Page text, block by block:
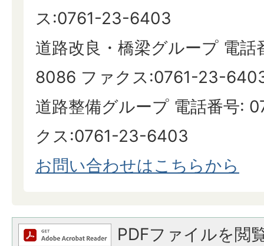
ス:0761-23-6403
道路改良・橋梁グループ 電
8086 ファクス:0761-23-
道路整備グループ 電話番号:
クス:0761-23-6403
お問い合わせはこちらから
PDFファイルを閲